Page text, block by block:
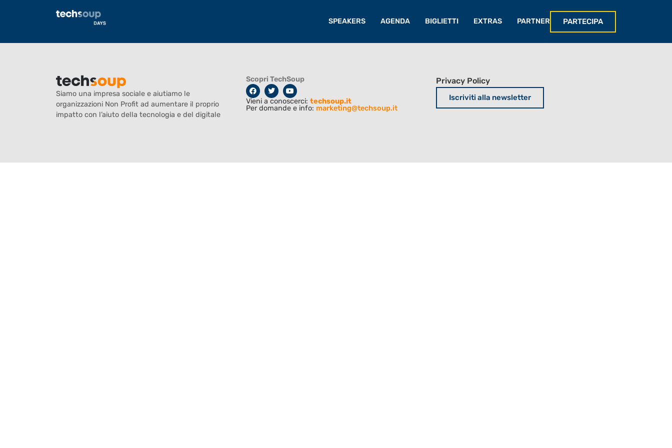
SPEAKERS AGENDA BIGLIETTI EXTRAS PARTNER PARTECIPA
Francesco Liuzzi
Siamo una impresa sociale e aiutiamo le
organizzazioni Non Profit ad aumentare il proprio
impatto con l’aiuto della tecnologia e del digitale
Scopri TechSoup
Vieni a conoscerci: techsoup.it
Per domande e info: marketing@techsoup.it
Privacy Policy
Iscriviti alla newsletter